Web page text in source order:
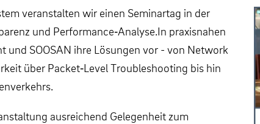
veranstalten wir einen Seminartag in der
und Performance‑Analyse.In praxisnahen
und SOOSAN ihre Lösungen vor - von Network
über Packet‑Level Troubleshooting bis hin
ausreichend Gelegenheit zum